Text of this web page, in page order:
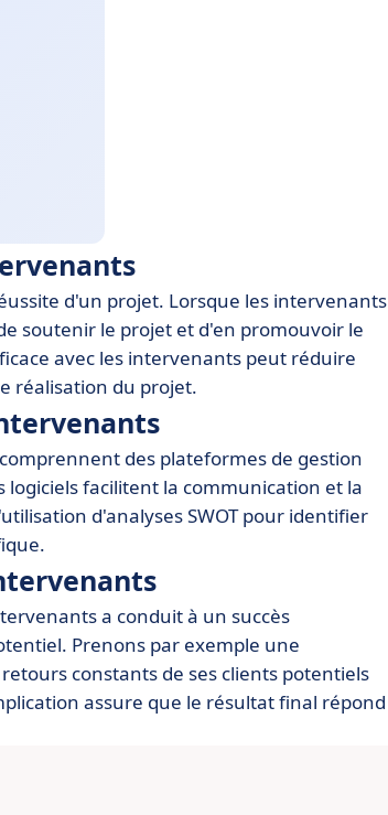
d'un projet. Lorsque les intervenants
soutenir le projet et d'en promouvoir le
avec les intervenants peut réduire
réalisation du projet.
des plateformes de gestion
logiciels facilitent la communication et la
d'analyses SWOT pour identifier
a conduit à un succès
Prenons par exemple une
constants de ses clients potentiels
assure que le résultat final répond